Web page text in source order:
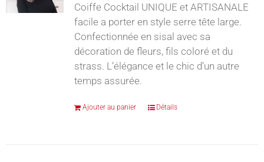
Coiffe Cocktail UNIQUE et ARTISANALE
facile a porter en style serre tête large.
Confectionnée en sisal avec sa
décoration de fleurs, fils coloré et du
strass. L’élégance et le chic d’un autre
temps assurée.
Ajouter au panier Détails